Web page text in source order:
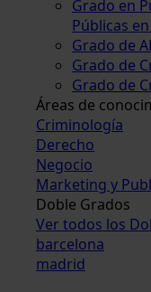
Grado en
Públicas
Grado de
Grado de
Grado de
Áreas de
Criminología
Derecho
Negocio
Marketing y
Doble Grados
Ver todos los
barcelona
madrid